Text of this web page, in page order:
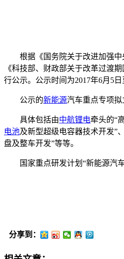
根据《国务院关于改进加强
《科技部、财政部关于改革过渡
行公示。公示时间为2017年6月5日
公示的新能源汽车重点专项拟
具体包括由中航锂电牵头的“
电池及新型超级电容器技术开发”
盘及整车开发”等等。
国家重点研发计划“新能源汽
分享到：